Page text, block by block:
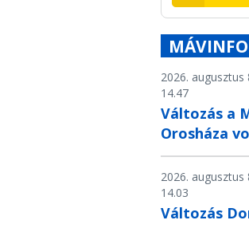
2026. augusztus
14.47
Változás a
Orosháza
2026. augusztus
14.03
Változás